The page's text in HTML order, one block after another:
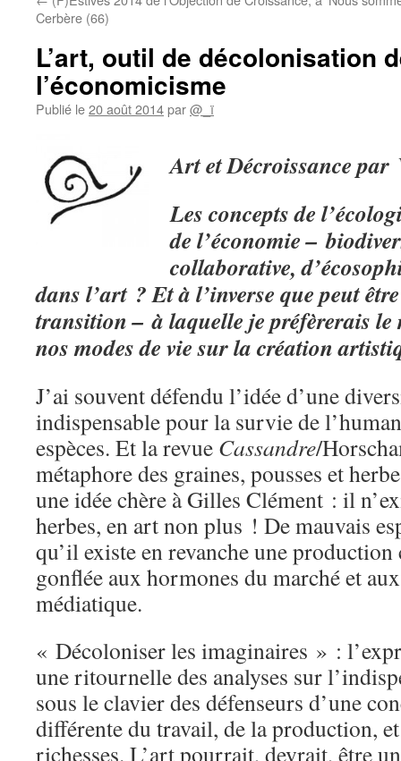
Cerbère (66)
L’art, outil de décolonisation
l’économicisme
Publié le20 août 2014par@_ï
Artet Décroissance
Les concepts de
de l’économie –
collaborative,
dans l’art ? Et à l’inverse que peut
transition – à laquelle je préfèrerais
nos modes de vie sur la création
J’ai souvent défendu l’idée d’une
indispensable pour la survie de
espèces. Et la revue Cassandre/
métaphore des graines, pousses et
une idée chère à Gilles Clément : il
herbes, en art non plus ! De mauvais
qu’il existe en revanche une
gonflée aux hormones du marché et
médiatique.
« Décoloniser les imaginaires » :
une ritournelle des analyses sur
sous le clavier des défenseurs d’une
différente du travail, de la production,
richesses. L’art pourrait, devrait, être